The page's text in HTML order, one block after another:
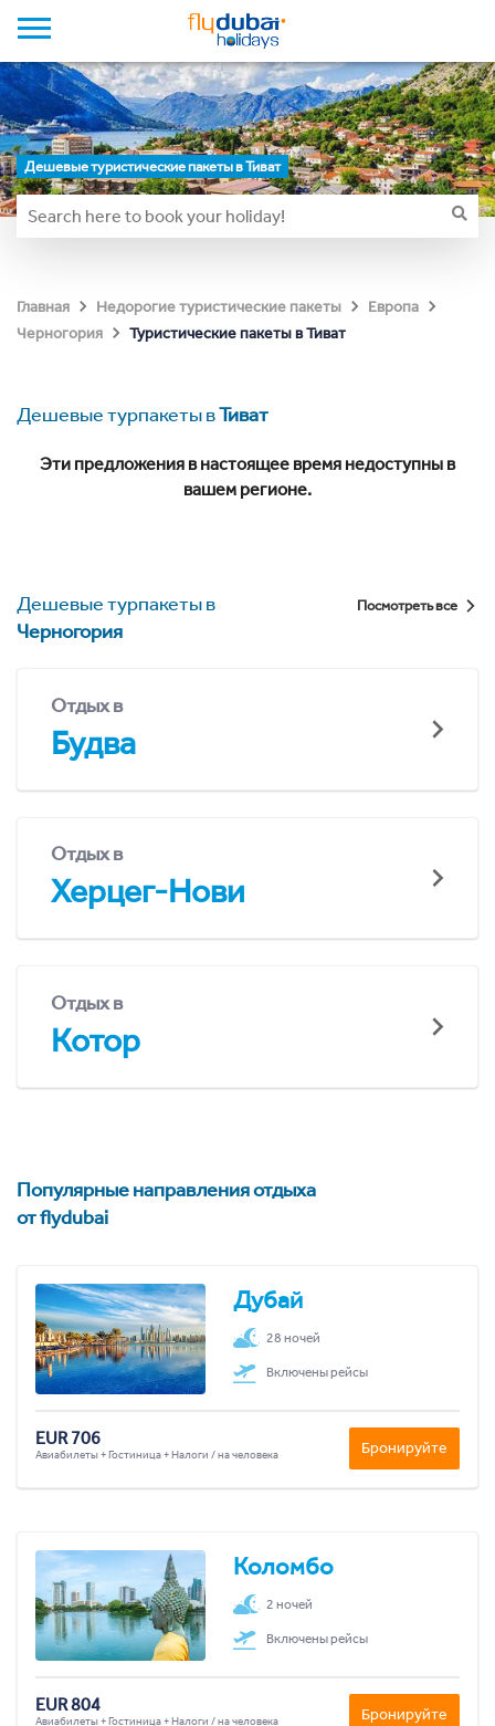
Дешевые туристические пакеты в Тиват
Главная Недорогие туристические пакеты
Европа
Черногория
Туристические пакеты в Тиват
Дешевые турпакеты вТиват
Эти предложения в настоящее время недоступны в
вашем регионе.
Дешевые турпакеты в
Черногория
Посмотреть все
Отдых в
Будва
Отдых в
Херцег-Нови
Отдых в
Котор
Популярные направления отдыха
от flydubai
Дубай
28 ночей
Включены рейсы
EUR 706
Авиабилеты + Гостиница + Налоги / на человека Бронируйте
Коломбо
2 ночей
Включены рейсы
EUR 804
Авиабилеты + Гостиница + Налоги / на человека Бронируйте